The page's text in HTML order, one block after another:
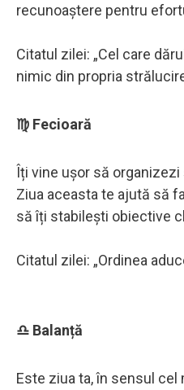
recunoaștere pentru
Citatul zilei: „Cel care
nimic din propria
♍ Fecioară
Îți vine ușor să organizezi
Ziua aceasta te ajută să
să îți stabilești obiective
Citatul zilei: „Ordinea
♎ Balanță
Este ziua ta, în sensul